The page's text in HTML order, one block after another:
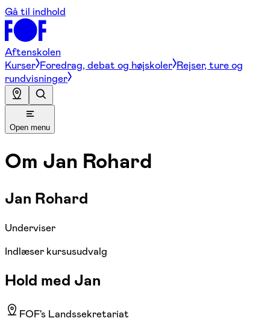
Gå til indhold
Aftenskolen
Kurser Foredrag, debat og højskoler Rejser, ture og
rundvisninger
Open menu
Om Jan Rohard
Jan Rohard
Underviser
Indlæser kursusudvalg
Hold med Jan
FOF's Landssekretariat